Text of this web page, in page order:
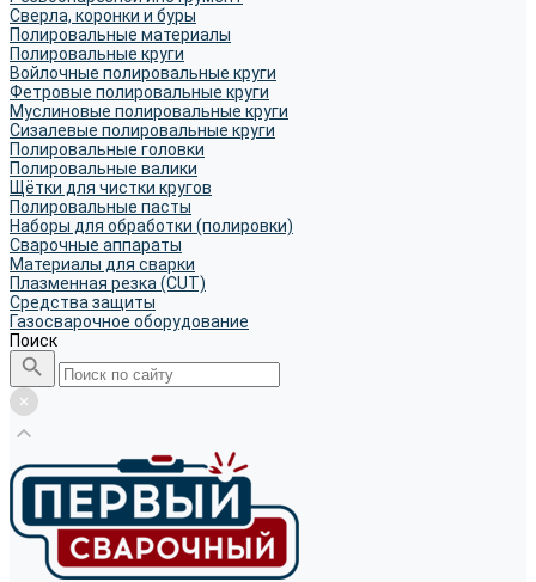
Сверла, коронки и буры
Полировальные материалы
Полировальные круги
Войлочные полировальные круги
Фетровые полировальные круги
Муслиновые полировальные круги
Cизалевые полировальные круги
Полировальные головки
Полировальные валики
Щётки для чистки кругов
Полировальные пасты
Наборы для обработки (полировки)
Сварочные аппараты
Материалы для сварки
Плазменная резка (CUT)
Средства защиты
Газосварочное оборудование
Поиск